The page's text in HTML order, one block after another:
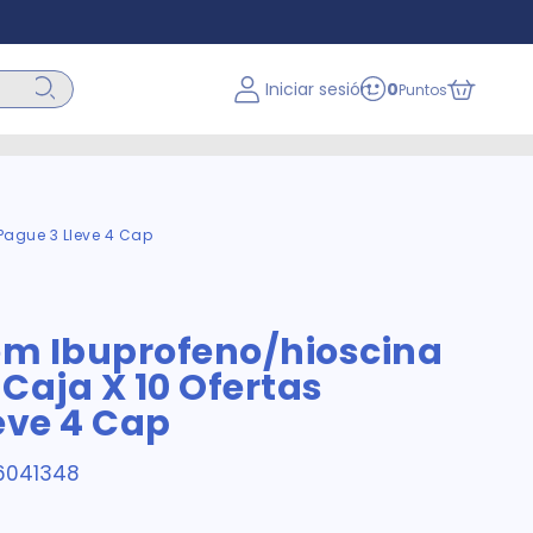
Iniciar sesión 0Puntos
3 Lleve 4 Cap
Ibuprofeno/hioscina
X 10 Ofertas
4 Cap